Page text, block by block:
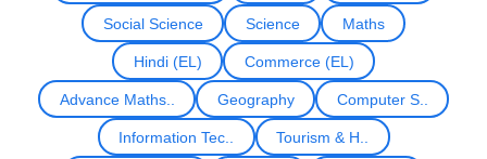
Social Science Science Maths
Hindi (EL) Commerce (EL)
Advance Maths.. Geography Computer S..
Information Tec.. Tourism & H..